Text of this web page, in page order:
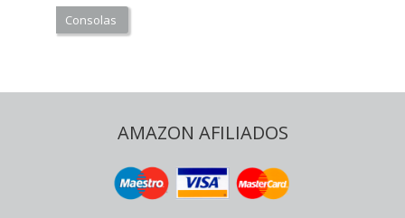
Consolas
AMAZON AFILIADOS